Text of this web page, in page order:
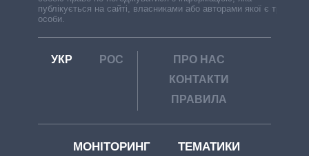
публікується на сайті, власниками або авторами якої є треті
особи.
УКР РОС
ПРО НАС
КОНТАКТИ
ПРАВИЛА
МОНІТОРИНГ ТЕМАТИКИ